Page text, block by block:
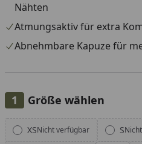
Nähten
Atmungsaktiv für extra
Abnehmbare Kapuze für
Größe wählen
Alle anzeigen (8)
XSNicht verfügbar S